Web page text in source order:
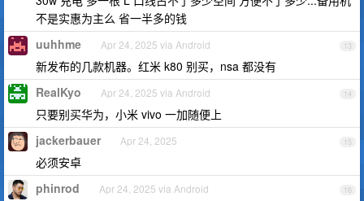
不是实惠为主么 省一半多的钱
13
uuhhme Apr 24, 2025 via Android
新发布的几款机器。红米 k80 别买，nsa 都没有
14
RealKyo Apr 24, 2025 via Android
只要别买华为，小米 vivo 一加随便上
15
jackerbauer Apr 24, 2025
必须安卓
16
phinrod Apr 24, 2025 via Android